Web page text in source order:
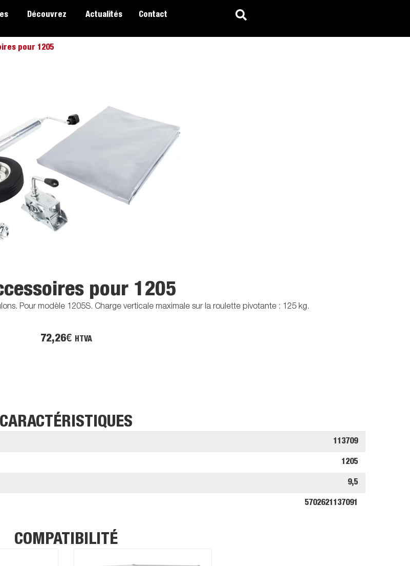
Découvrez Actualités Contact
pour 1205
pour 1205
Pour modèle 1205S. Charge verticale maximale sur la roulette pivotante : 125 kg.
72,26€ HTVA
CARACTÉRISTIQUES
113709
1205
9,5
5702621137091
COMPATIBILITÉ